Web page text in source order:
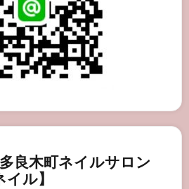
良木町ネイルサロン
ル】